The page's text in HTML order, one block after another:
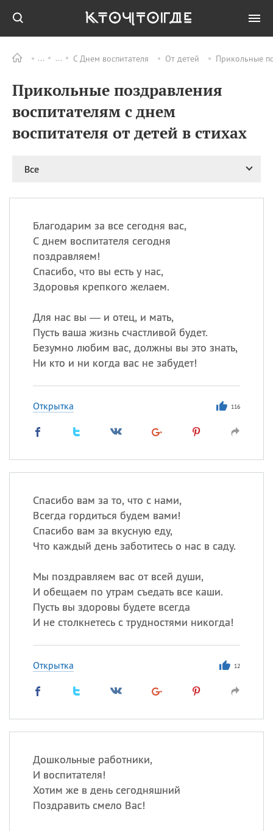
С Днем воспитателя От детей Прикольные
Прикольные поздравления
воспитателям с днем
воспитателя от детей в стихах
Все
Благодарим за все сегодня вас,
С днем воспитателя сегодня
поздравляем!
Спасибо, что вы есть у нас,
Здоровья крепкого желаем.
Для нас вы — и отец, и мать,
Пусть ваша жизнь счастливой будет.
Безумно любим вас, должны вы это знать,
Ни кто и ни когда вас не забудет!
Открытка 116
Спасибо вам за то, что с нами,
Всегда гордиться будем вами!
Спасибо вам за вкусную еду,
Что каждый день заботитесь о нас в саду.
Мы поздравляем вас от всей души,
И обещаем по утрам съедать все каши.
Пусть вы здоровы будете всегда
И не столкнетесь с трудностями никогда!
Открытка 12
Дошкольные работники,
И воспитателя!
Хотим же в день сегодняшний
Поздравить смело Вас!
ПРАЗДНИКИ Все
11.08 Рождество святителя
Николая Чудотворца
11.08 День «мусорной еды»
11.08 День полета на
Военно‑воздушных сил
(День ВВС) РФ
ИМЕНА
Акакий, Василий
Еще
Посмотреть значение